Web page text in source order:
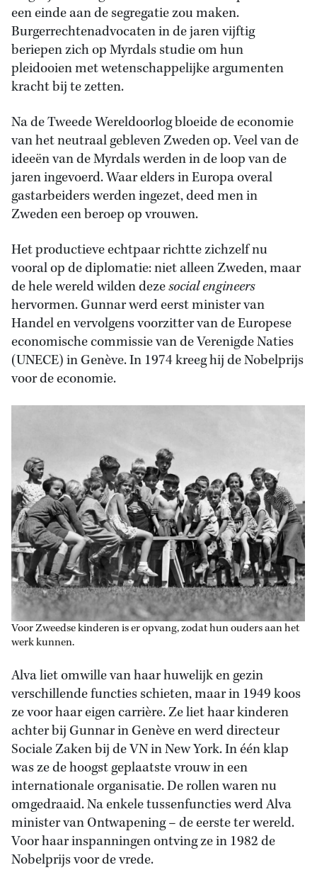
een einde aan de segregatie zou maken.
Burgerrechtenadvocaten in de jaren vijftig
beriepen zich op Myrdals studie om hun
pleidooien met wetenschappelijke argumenten
kracht bij te zetten.
Na de Tweede Wereldoorlog bloeide de economie
van het neutraal gebleven Zweden op. Veel van de
ideeën van de Myrdals werden in de loop van de
jaren ingevoerd. Waar elders in Europa overal
gastarbeiders werden ingezet, deed men in
Zweden een beroep op vrouwen.
Het productieve echtpaar richtte zichzelf nu
vooral op de diplomatie: niet alleen Zweden, maar
de hele wereld wilden dezesocial engineers
hervormen. Gunnar werd eerst minister van
Handel en vervolgens voorzitter van de Europese
economische commissie van de Verenigde Naties
(UNECE) in Genève. In 1974 kreeg hij de Nobelprijs
voor de economie.
Voor Zweedse kinderen is er opvang, zodat hun ouders aan het
werk kunnen.
Alva liet omwille van haar huwelijk en gezin
verschillende functies schieten, maar in 1949 koos
ze voor haar eigen carrière. Ze liet haar kinderen
achter bij Gunnar in Genève en werd directeur
Sociale Zaken bij de VN in New York. In één klap
was ze de hoogst geplaatste vrouw in een
internationale organisatie. De rollen waren nu
omgedraaid. Na enkele tussenfuncties werd Alva
minister van Ontwapening – de eerste ter wereld.
Voor haar inspanningen ontving ze in 1982 de
Nobelprijs voor de vrede.